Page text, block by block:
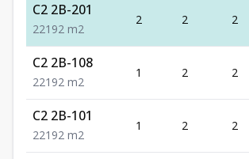
C2 2B-201
221 92 m2
2 2 2
C2 2B-108
221 92 m2
1 2 2
C2 2B-101
221 92 m2
1 2 2